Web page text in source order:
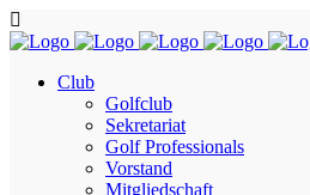
Club
Golfclub
Sekretariat
Golf Professionals
Vorstand
Mitgliedschaft